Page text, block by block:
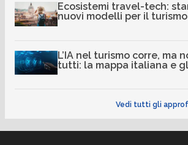
Ecosistemi travel-tech:
nuovi modelli per il turismo
L’IA nel turismo corre, ma
tutti: la mappa italiana e
Vedi tutti gli